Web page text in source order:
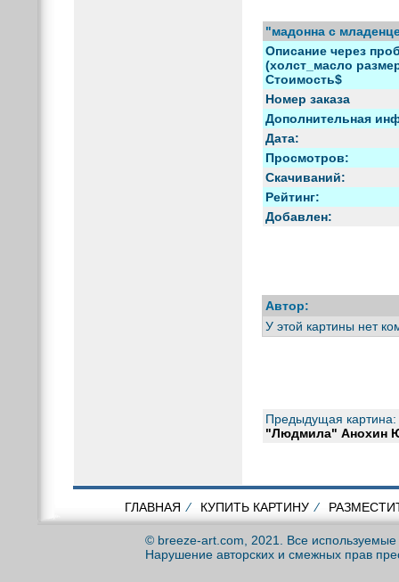
"мадонна с
Описание через
(холст_масло
Стоимость$
Номер заказа
Дополнительная
Дата:
Просмотров:
Скачиваний:
Рейтинг:
Добавлен:
Автор:
У этой картины нет
Предыдущая картина:
"Людмила" Анохин
ГЛАВНАЯ ⁄ КУПИТЬ КАРТИНУ ⁄
© breeze-art.com, 2021. Все
Нарушение авторских и смежных прав